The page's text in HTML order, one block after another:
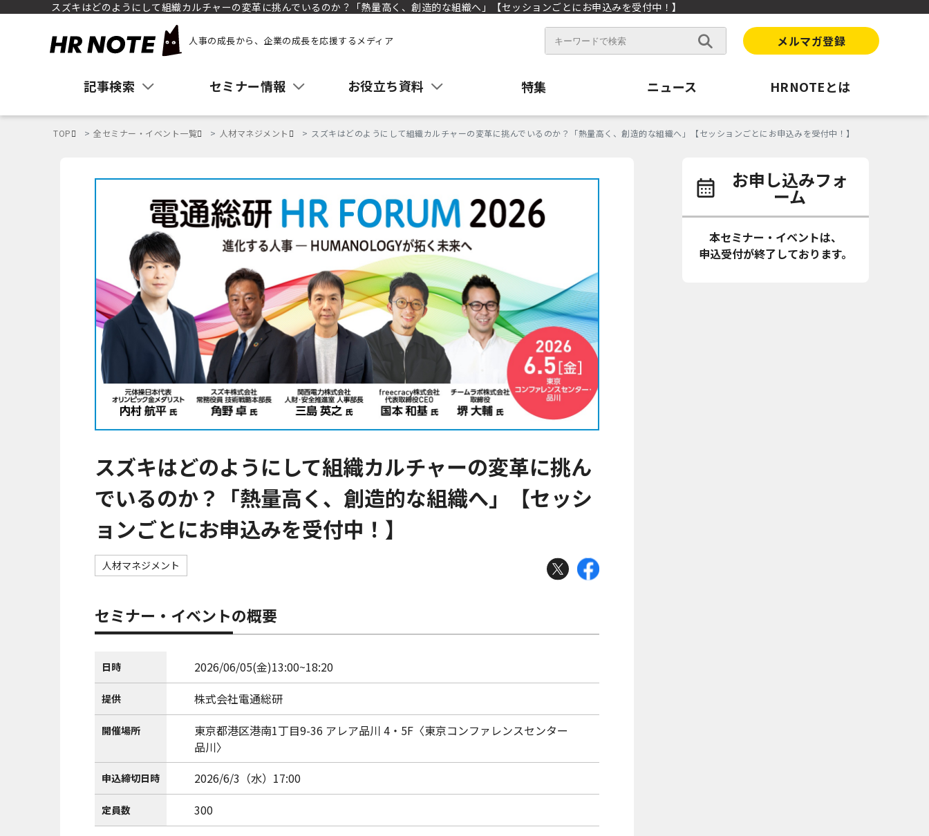
スズキはどのようにして組織カルチャーの変革に挑んでいるのか？「熱量高く、創造的な組織へ」【セッションごとにお申込みを受付中！】
人事の成長から、企業の成長を応援するメディア メルマガ登録
記事検索 セミナー情報 お役立ち資料 特集 ニュース HRNOTEとは
TOP 全セミナー・イベント一覧 人材マネジメント スズキはどのようにして組織カルチャーの変革に挑んでいるのか？「熱量高く、創造的な組織へ」【セッションごとにお申込みを受付中！】
スズキはどのようにして組織カルチャーの変革に挑ん
でいるのか？「熱量高く、創造的な組織へ」【セッシ
ョンごとにお申込みを受付中！】
人材マネジメント
セミナー・イベントの概要
日時 2026/06/05(金)13:00~18:20
提供 株式会社電通総研
開催場所
東京都港区港南1丁目9-36 アレア品川 4・5F〈東京コンファレンスセンター
品川〉
申込締切日時 2026/6/3（水）17:00
定員数 300
お申し込みフォ
ーム
本セミナー・イベントは、
申込受付が終了しております。